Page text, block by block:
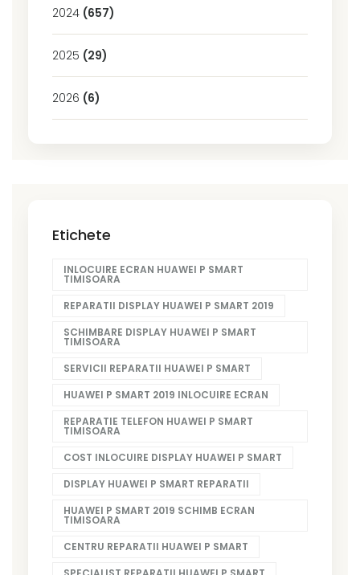
2024 (657)
2025 (29)
2026 (6)
Etichete
INLOCUIRE ECRAN HUAWEI P SMART
TIMISOARA
REPARATII DISPLAY HUAWEI P SMART 2019
SCHIMBARE DISPLAY HUAWEI P SMART
TIMISOARA
SERVICII REPARATII HUAWEI P SMART
HUAWEI P SMART 2019 INLOCUIRE ECRAN
REPARATIE TELEFON HUAWEI P SMART
TIMISOARA
COST INLOCUIRE DISPLAY HUAWEI P SMART
DISPLAY HUAWEI P SMART REPARATII
HUAWEI P SMART 2019 SCHIMB ECRAN
TIMISOARA
CENTRU REPARATII HUAWEI P SMART